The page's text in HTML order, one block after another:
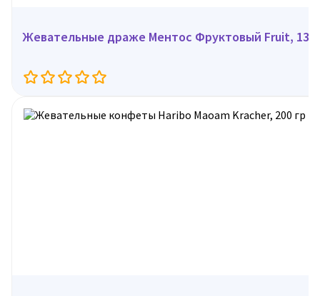
Жевательные драже Ментос Фруктовый Fruit,